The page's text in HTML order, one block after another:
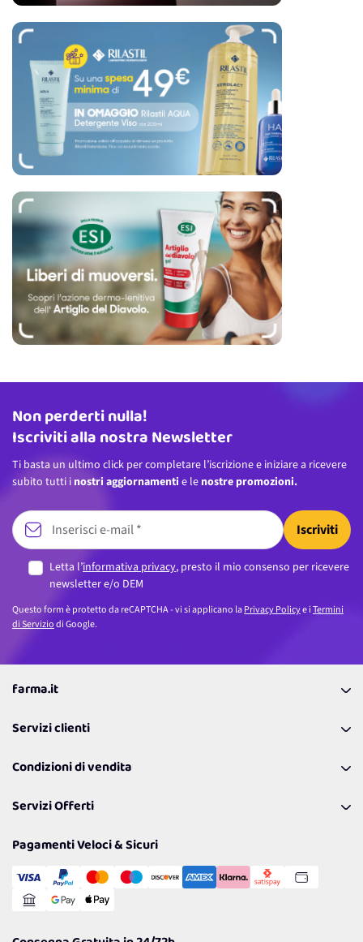
Indirizzo email
Non perderti nulla!
Iscriviti alla nostra Newsletter
Ti basta un ultimo click per completare l’iscrizione e iniziare a ricevere
subito tutti i nostri aggiornamenti e le nostre promozioni.
Iscriviti
Letta l’informativa privacy, presto il mio consenso per ricevere
newsletter e/o DEM
Questo form è protetto da reCAPTCHA - vi si applicano laPrivacy Policye iTermini
di Serviziodi Google.
farma.it
Coupon
Lavora con noi
Politiche per la parità di genere
Servizi clienti
Richiamami
Resi
Condizioni di vendita
Spedizioni
Cookie Policy
Gestisci Cookie
Servizi Offerti
Reso Facile e Veloce
Pagamenti Veloci & Sicuri